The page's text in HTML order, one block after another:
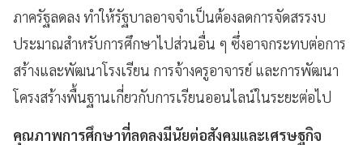
ภาครัฐลดลง ทำให้รัฐบาลอาจจำเป็นต้องลดการจัดสรรงบ
ประมาณสำหรับการศึกษาไปส่วนอื่น ๆ ซึ่งอาจกระทบต่อการ
สร้างและพัฒนาโรงเรียน การจ้างครูอาจารย์ และการพัฒนา
โครงสร้างพื้นฐานเกี่ยวกับการเรียนออนไลน์ในระยะต่อไป
คุณภาพการศึกษาที่ลดลงมีนัยต่อสังคมและเศรษฐกิจ